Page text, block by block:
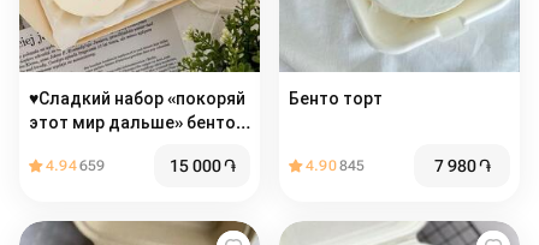
♥️Сладкий набор «покоряй
этот мир дальше» бенто +
4.94659 15 000֏
Бенто торт
4.90845 7 980֏